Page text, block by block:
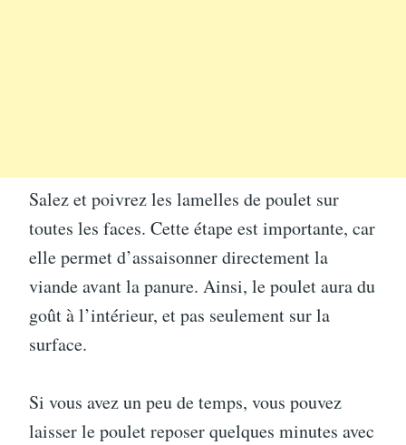
Salez et poivrez les lamelles de poulet sur
toutes les faces. Cette étape est importante, car
elle permet d’assaisonner directement la
viande avant la panure. Ainsi, le poulet aura du
goût à l’intérieur, et pas seulement sur la
surface.
Si vous avez un peu de temps, vous pouvez
laisser le poulet reposer quelques minutes avec